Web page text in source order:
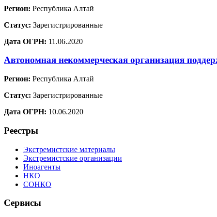
Регион: Республика Алтай
Статус: Зарегистрированные
Дата ОГРН: 11.06.2020
Автономная некоммерческая организация
Регион: Республика Алтай
Статус: Зарегистрированные
Дата ОГРН: 10.06.2020
Реестры
Экстремистские материалы
Экстремистские организации
Иноагенты
НКО
СОНКО
Сервисы